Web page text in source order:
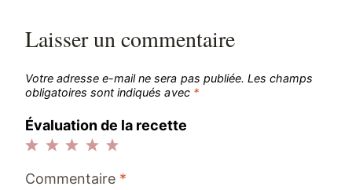
Laisser un commentaire
Votre adresse e-mail ne sera pas publiée. Les champs
obligatoires sont indiqués avec *
Évaluation de la recette
étoiles
étoiles
étoiles
étoiles
étoile
Commentaire *